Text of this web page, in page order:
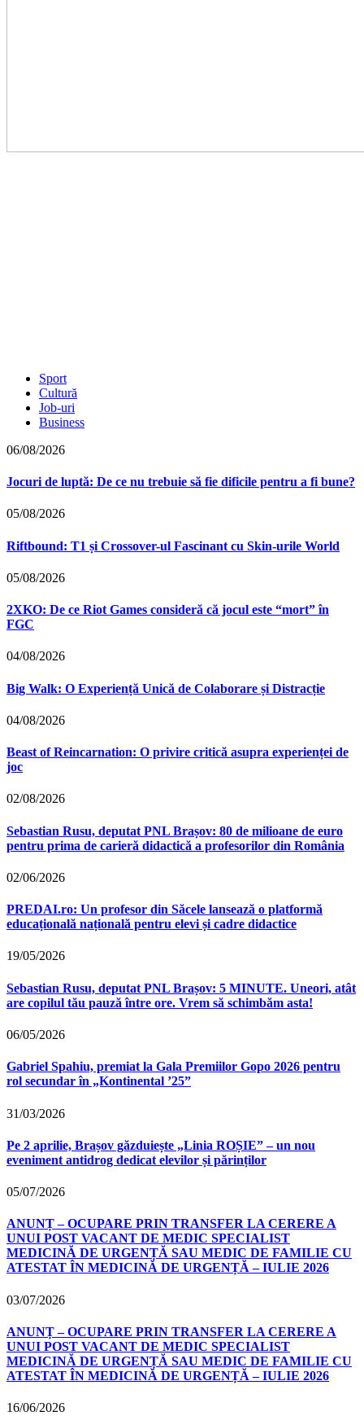
Sport
Cultură
Job-uri
Business
06/08/2026
Jocuri de luptă: De ce nu trebuie să fie dificile pentru a fi bune?
05/08/2026
Riftbound: T1 și Crossover-ul Fascinant cu Skin-urile World
05/08/2026
2XKO: De ce Riot Games consideră că jocul este “mort” în
FGC
04/08/2026
Big Walk: O Experiență Unică de Colaborare și Distracție
04/08/2026
Beast of Reincarnation: O privire critică asupra experienței de
joc
02/08/2026
Sebastian Rusu, deputat PNL Brașov: 80 de milioane de euro
pentru prima de carieră didactică a profesorilor din România
02/06/2026
PREDAI.ro: Un profesor din Săcele lansează o platformă
educațională națională pentru elevi și cadre didactice
19/05/2026
Sebastian Rusu, deputat PNL Brașov: 5 MINUTE. Uneori, atât
are copilul tău pauză între ore. Vrem să schimbăm asta!
06/05/2026
Gabriel Spahiu, premiat la Gala Premiilor Gopo 2026 pentru
rol secundar în „Kontinental ’25”
31/03/2026
Pe 2 aprilie, Brașov găzduiește „Linia ROȘIE” – un nou
eveniment antidrog dedicat elevilor și părinților
05/07/2026
ANUNȚ – OCUPARE PRIN TRANSFER LA CERERE A
UNUI POST VACANT DE MEDIC SPECIALIST
MEDICINĂ DE URGENȚĂ SAU MEDIC DE FAMILIE CU
ATESTAT ÎN MEDICINĂ DE URGENȚĂ – IULIE 2026
03/07/2026
ANUNȚ – OCUPARE PRIN TRANSFER LA CERERE A
UNUI POST VACANT DE MEDIC SPECIALIST
MEDICINĂ DE URGENȚĂ SAU MEDIC DE FAMILIE CU
ATESTAT ÎN MEDICINĂ DE URGENȚĂ – IULIE 2026
16/06/2026